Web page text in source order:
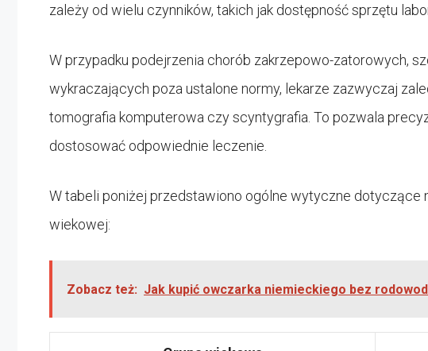
zależy od wielu czynników, takich jak dostępność sprzętu
W przypadku podejrzenia chorób zakrzepowo-zatorowych,
wykraczających poza ustalone normy, lekarze zazwyczaj
tomografia komputerowa czy scyntygrafia. To pozwala
dostosować odpowiednie leczenie.
W tabeli poniżej przedstawiono ogólne wytyczne dotyczące
wiekowej:
Zobacz też: Jak kupić owczarka niemieckiego bez